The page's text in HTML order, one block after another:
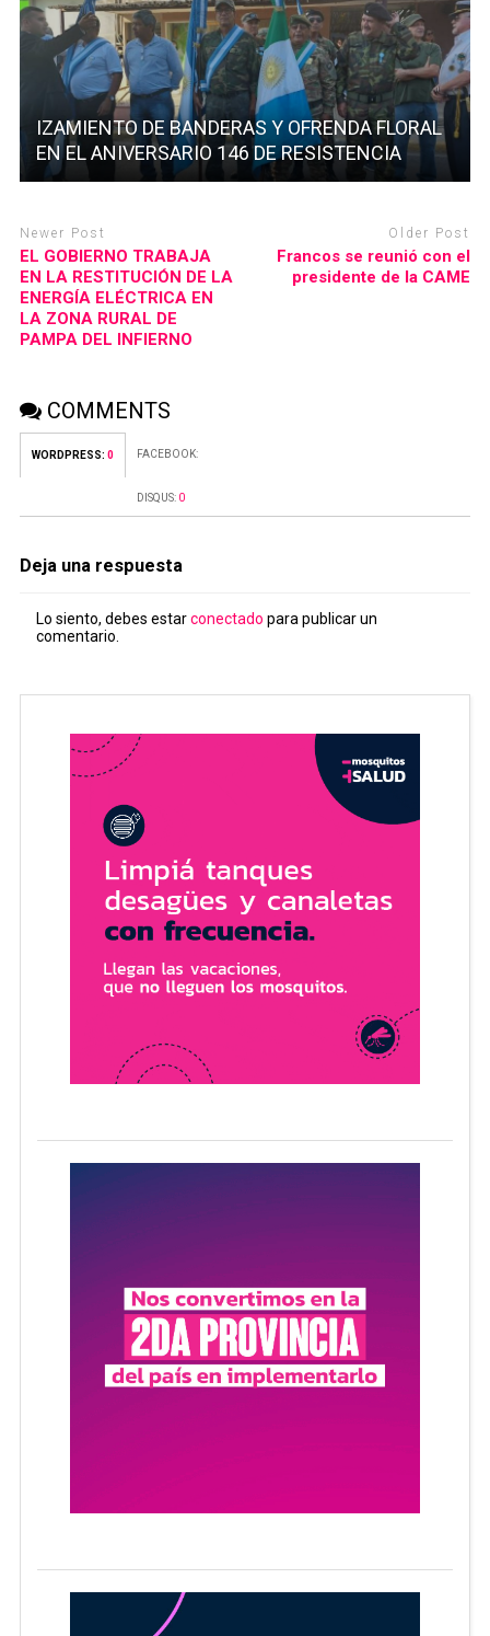
IZAMIENTO DE BANDERAS Y OFRENDA FLORAL
EN EL ANIVERSARIO 146 DE RESISTENCIA
Newer Post
EL GOBIERNO TRABAJA
EN LA RESTITUCIÓN DE LA
ENERGÍA ELÉCTRICA EN
LA ZONA RURAL DE
PAMPA DEL INFIERNO
Older Post
Francos se reunió con el
presidente de la CAME
COMMENTS
WORDPRESS: 0 FACEBOOK:
DISQUS: 0
Deja una respuesta
Lo siento, debes estarconectado para publicar un
comentario.